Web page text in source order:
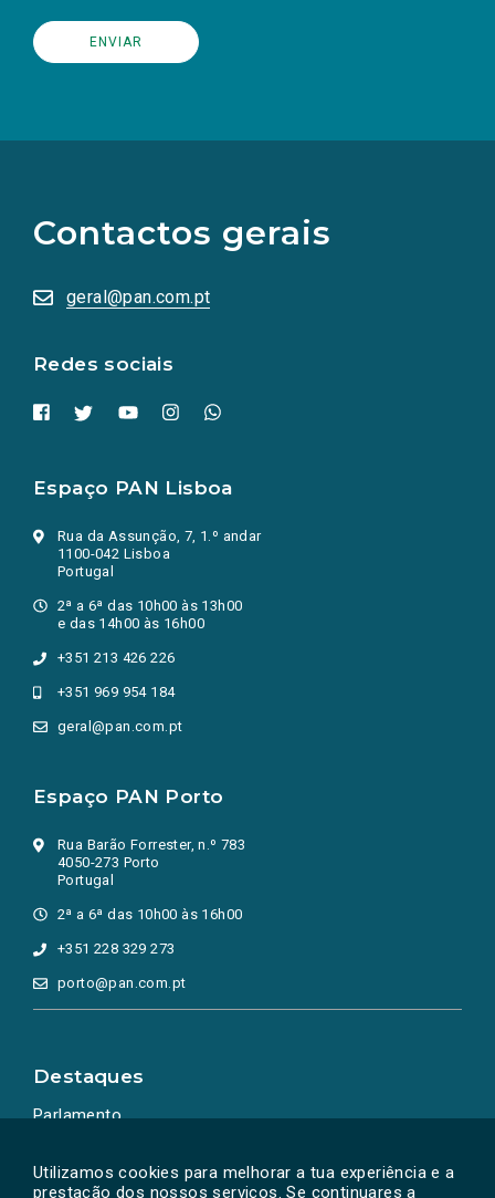
Utilizamos cookies para melhorar a tua experiência e a
prestação dos nossos serviços. Se continuares a
Contactos gerais
geral@pan.com.pt
Redes sociais
redes
sociais
numa
nova
Espaço PAN Lisboa
Rua da Assunção, 7, 1.º andar
1100-042 Lisboa
Portugal
2ª a 6ª das 10h00 às 13h00
e das 14h00 às 16h00
+351 213 426 226
+351 969 954 184
geral@pan.com.pt
Espaço PAN Porto
Rua Barão Forrester, n.º 783
4050-273 Porto
Portugal
2ª a 6ª das 10h00 às 16h00
+351 228 329 273
porto@pan.com.pt
Destaques
Parlamento